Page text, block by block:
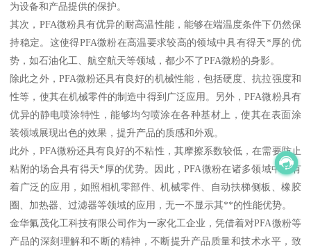
为设备和产品提供的保护。
其次，PFA微粉具有优异的耐高温性能，能够在端温度条件下仍然保
持稳定。这使得PFA微粉在高温要求较高的领域中具有得天*厚的优
势，如石油化工、航空航天等领域，都少不了PFA微粉的身影。
除此之外，PFA微粉还具有良好的机械性能，包括硬度、抗拉强度和
性等，使其在机械零件的制造中得到广泛应用。另外，PFA微粉具有
优异的静电喷涂特性，能够均匀喷涂在各种基材上，使其在表面涂
装领域展现出色的效果，提升产品的质感和外观。
此外，PFA微粉还具有良好的不粘性，其摩擦系数较低，在需要防止
粘附的场合具有得天*厚的优势。因此，PFA微粉在诸多领域中都有
着广泛的应用，如照相机零部件、机械零件、自动扶梯侧板、橡胶
圈、加热器、过滤器等领域的应用，无一不显示其**的性能优势。
金华氟茂化工科技有限公司作为一家化工企业，凭借着对PFA微粉等
产品的深刻理解和不断的精神，不断提升产品质量和技术水平，致